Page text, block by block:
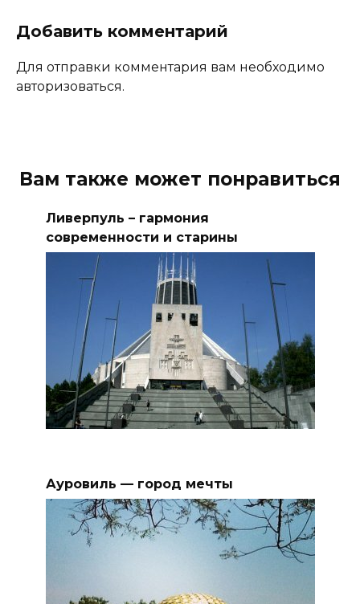
Добавить комментарий
Для отправки комментария вам необходимо
авторизоваться.
Вам также может понравиться
Ливерпуль – гармония
современности и старины
Ауровиль — город мечты